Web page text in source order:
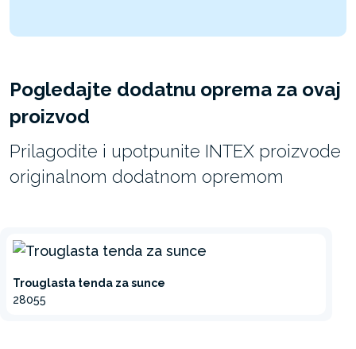
Pogledajte dodatnu oprema za ovaj
proizvod
Prilagodite i upotpunite INTEX proizvode
originalnom dodatnom opremom
Trouglasta tenda za sunce
28055